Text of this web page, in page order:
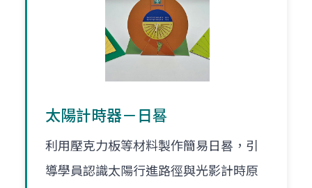
太陽計時器－日晷
利用壓克力板等材料製作簡易日晷，引
導學員認識太陽行進路徑與光影計時原